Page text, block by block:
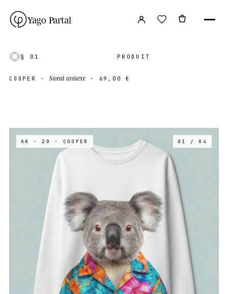
Yago Partal
§ 01 PRODUIT
COOPER ·Sweat unisexe · 69,00 €
AK · 20 · COOPER 01 / 04